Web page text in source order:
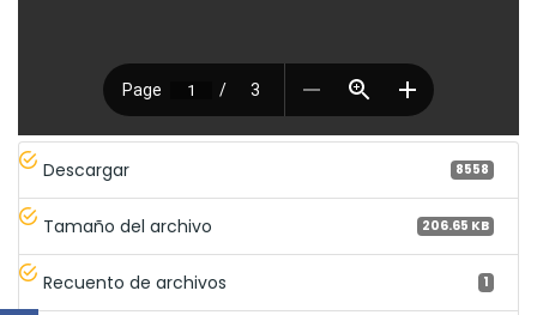
Descargar 8558
Tamaño del archivo 206.65 KB
Recuento de archivos 1